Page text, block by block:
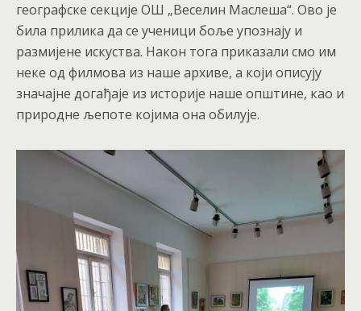
географске секције ОШ „Веселин Маслеша“. Ово је
била прилика да се ученици боље упознају и
размијене искуства. Након тога приказали смо им
неке од филмова из наше архиве, а који описују
значајне догађаје из историје наше општине, као и
природне љепоте којима она обилује.